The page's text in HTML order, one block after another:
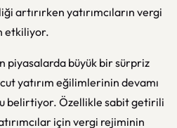
artırırken yatırımcıların vergi
etkiliyor.
piyasalarda büyük bir sürpriz
yatırım eğilimlerinin devamı
belirtiyor. Özellikle sabit getirili
için vergi rejiminin